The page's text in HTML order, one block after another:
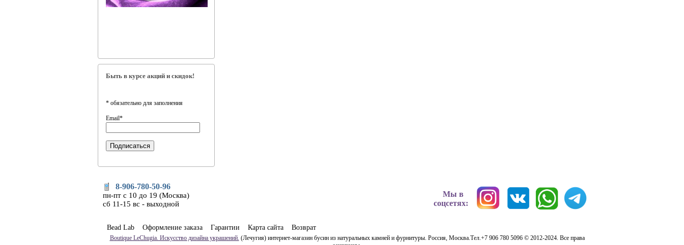
Быть в курсе акций и скидок!
* обязательно для заполнения
Email*
8-906-780-50-96
пн-пт с 10 до 19 (Москва)
сб 11-15 вс - выходной
Мы в
соцсетях:
Bead Lab Оформление заказа Гарантии Карта сайта Возврат
Boutique LeChugia. Искусство дизайна украшений. (Лечугия) интернет-магазин бусин из натуральных камней и фурнитуры. Россия, Москва.Тел.+7 906 780 5096 © 2012-2024. Все права